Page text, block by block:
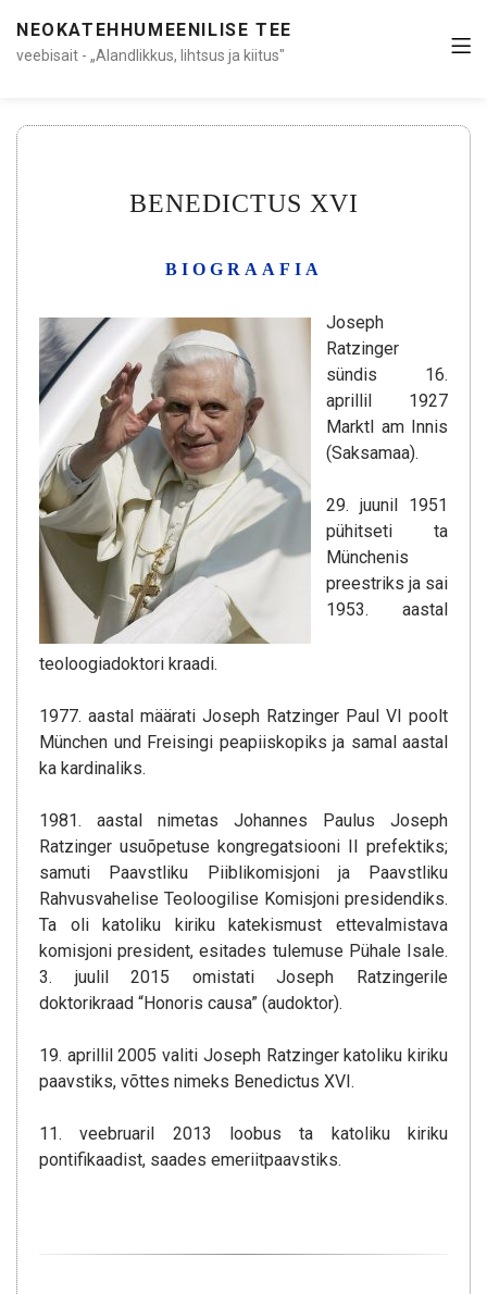
NEOKATEHHUMEENILISE TEE
veebisait - „Alandlikkus, lihtsus ja kiitus"
BENEDICTUS XVI
BIOGRAAFIA
Joseph
Ratzinger
sündis 16.
aprillil 1927
Marktl am Innis
(Saksamaa).
29. juunil 1951
pühitseti ta
Münchenis
preestriks ja sai
1953. aastal
teoloogiadoktori kraadi.
1977. aastal määrati Joseph Ratzinger Paul VI poolt
München und Freisingi peapiiskopiks ja samal aastal
ka kardinaliks.
1981. aastal nimetas Johannes Paulus Joseph
Ratzinger usuõpetuse kongregatsiooni II prefektiks;
samuti Paavstliku Piiblikomisjoni ja Paavstliku
Rahvusvahelise Teoloogilise Komisjoni presidendiks.
Ta oli katoliku kiriku katekismust ettevalmistava
komisjoni president, esitades tulemuse Pühale Isale.
3. juulil 2015 omistati Joseph Ratzingerile
doktorikraad “Honoris causa” (audoktor).
19. aprillil 2005 valiti Joseph Ratzinger katoliku kiriku
paavstiks, võttes nimeks Benedictus XVI.
11. veebruaril 2013 loobus ta katoliku kiriku
pontifikaadist, saades emeriitpaavstiks.